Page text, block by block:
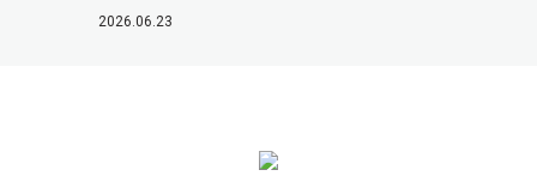
2026.06.23